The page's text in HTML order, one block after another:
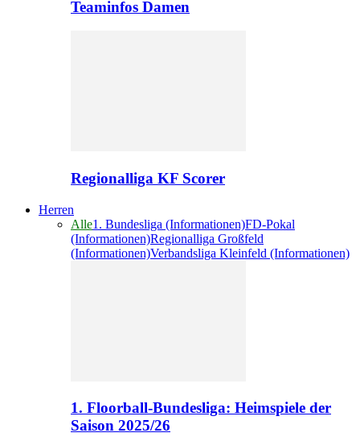
Teaminfos Damen
Regionalliga KF Scorer
Herren
Alle1. Bundesliga (Informationen)FD-Pokal
(Informationen)Regionalliga Großfeld
(Informationen)Verbandsliga Kleinfeld (Informationen)
1. Floorball-Bundesliga: Heimspiele der
Saison 2025/26